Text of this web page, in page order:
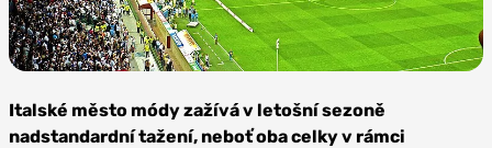
Bodini, CC BY-SA 2.0
Italské město módy zažívá v letošní sezoně
nadstandardní tažení, neboť oba celky v rámci